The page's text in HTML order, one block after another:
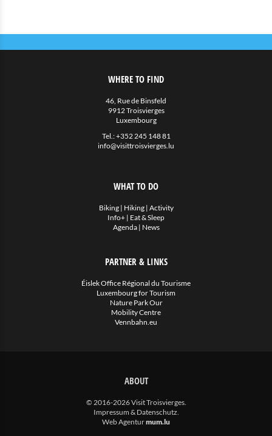
WHERE TO FIND
46, Rue de Binsfeld
9912 Troisvierges
Luxembourg
Tel.:+352 245 148 81
info@visittroisvierges.lu
WHAT TO DO
Biking| Hiking| Activity
Info+ | Eat & Sleep
Agenda| News
PARTNER & LINKS
Éislek Office Régional du Tourisme
Luxembourg for Tourism
Nature Park Our
Mobility Centre
Vennbahn.eu
ABOUT
© 2016-2026 Visit Troisvierges.
Impressum & Datenschutz.
Web Agenturmum.lu